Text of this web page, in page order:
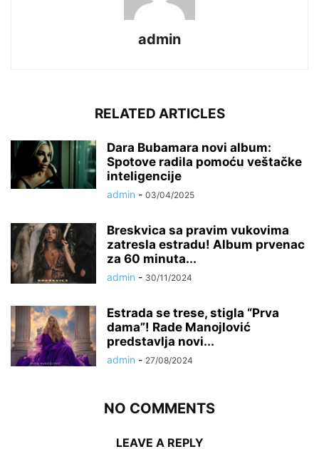
admin
RELATED ARTICLES
Dara Bubamara novi album:
Spotove radila pomoću veštačke
inteligencije
admin - 03/04/2025
Breskvica sa pravim vukovima
zatresla estradu! Album prvenac
za 60 minuta...
admin - 30/11/2024
Estrada se trese, stigla “Prva
dama”! Rade Manojlović
predstavlja novi...
admin - 27/08/2024
NO COMMENTS
LEAVE A REPLY